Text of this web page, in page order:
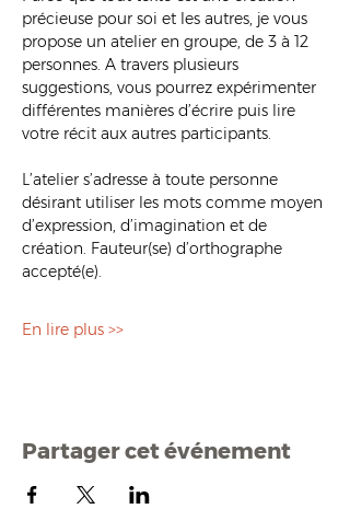
précieuse pour soi et les autres, je vous
propose un atelier en groupe, de 3 à 12
personnes. A travers plusieurs
suggestions, vous pourrez expérimenter
différentes manières d’écrire puis lire
votre récit aux autres participants.
L’atelier s’adresse à toute personne
désirant utiliser les mots comme moyen
d’expression, d’imagination et de
création. Fauteur(se) d’orthographe
accepté(e).
En lire plus >>
Partager cet événement